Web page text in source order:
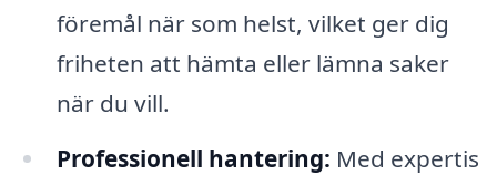
föremål när som helst, vilket ger dig
friheten att hämta eller lämna saker
när du vill.
Professionell hantering: Med expertis